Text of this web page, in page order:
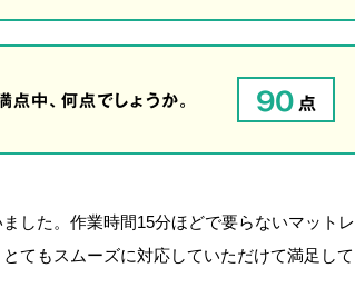
中、何点でしょうか。 90点
した。作業時間15分ほどで要らないマットレ
てもスムーズに対応していただけて満足して